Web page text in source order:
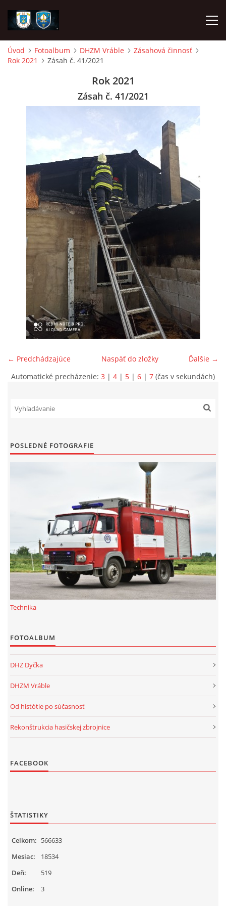
ÚVOD
AKO SA STAŤ ČLENOM
FOTOALBUM
SPONZORI
MAPY
KONTAKTY
© 2026 eStránky.sk
Úvod Fotoalbum DHZM Vráble
Zásahová činnosť
Rok 2021
Zásah č. 41/2021
Rok 2021
Zásah č. 41/2021
← Predchádzajúce Ďalšie →
Naspäť do zložky
Automatické precházenie: 3 | 4 | 5 | 6 | 7 (čas v sekundách)
POSLEDNÉ FOTOGRAFIE
Technika
FOTOALBUM
DHZ Dyčka
DHZM Vráble
Od histótie po súčasnosť
Rekonštrukcia hasičskej zbrojnice
FACEBOOK
ŠTATISTIKY
Online: 3
Celkom: 566633
Mesiac:
18534
Deň:
519